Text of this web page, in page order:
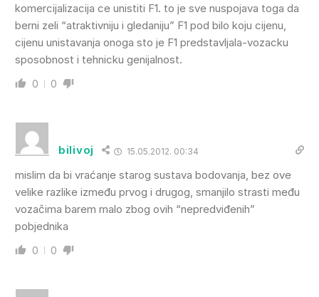
komercijalizacija ce unistiti F1. to je sve nuspojava toga da
berni zeli “atraktivniju i gledaniju” F1 pod bilo koju cijenu,
cijenu unistavanja onoga sto je F1 predstavljala-vozacku
sposobnost i tehnicku genijalnost.
0 0
bilivoj 15.05.2012. 00:34
mislim da bi vraćanje starog sustava bodovanja, bez ove
velike razlike između prvog i drugog, smanjilo strasti među
vozačima barem malo zbog ovih “nepredviđenih”
pobjednika
0 0